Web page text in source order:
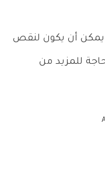
يمكن أن يكون لنقص
للمزيد من